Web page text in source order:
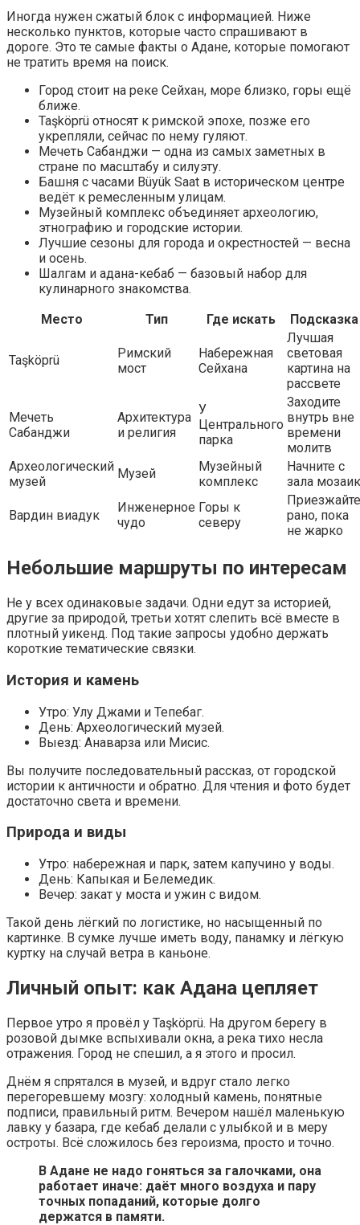
Иногда нужен сжатый блок с информацией. Ниже
несколько пунктов, которые часто спрашивают в
дороге. Это те самые факты о Адане, которые помогают
не тратить время на поиск.
Город стоит на реке Сейхан, море близко, горы ещё
ближе.
Taşköprü относят к римской эпохе, позже его
укрепляли, сейчас по нему гуляют.
Мечеть Сабанджи — одна из самых заметных в
стране по масштабу и силуэту.
Башня с часами Büyük Saat в историческом центре
ведёт к ремесленным улицам.
Музейный комплекс объединяет археологию,
этнографию и городские истории.
Лучшие сезоны для города и окрестностей — весна
и осень.
Шалгам и адана-кебаб — базовый набор для
кулинарного знакомства.
Место
Тип Где искать Подсказка
Taşköprü
Римский
мост
Набережная
Сейхана
Лучшая
световая
картина на
рассвете
Мечеть
Сабанджи
Архитектура
и религия
У
Центрального
парка
Заходите
внутрь вне
времени
молитв
Археологический
музей
Музей
Музейный
комплекс
Начните с
зала мозаик
Вардин виадук
Инженерное
чудо
Горы к
северу
Приезжайте
рано, пока
не жарко
Небольшие маршруты по интересам
Не у всех одинаковые задачи. Одни едут за историей,
другие за природой, третьи хотят слепить всё вместе в
плотный уикенд. Под такие запросы удобно держать
короткие тематические связки.
История и камень
Утро: Улу Джами и Тепебаг.
День: Археологический музей.
Выезд: Анаварза или Мисис.
Вы получите последовательный рассказ, от городской
истории к античности и обратно. Для чтения и фото будет
достаточно света и времени.
Природа и виды
Утро: набережная и парк, затем капучино у воды.
День: Капыкая и Белемедик.
Вечер: закат у моста и ужин с видом.
Такой день лёгкий по логистике, но насыщенный по
картинке. В сумке лучше иметь воду, панамку и лёгкую
куртку на случай ветра в каньоне.
Личный опыт: как Адана цепляет
Первое утро я провёл у Taşköprü. На другом берегу в
розовой дымке вспыхивали окна, а река тихо несла
отражения. Город не спешил, а я этого и просил.
Днём я спрятался в музей, и вдруг стало легко
перегоревшему мозгу: холодный камень, понятные
подписи, правильный ритм. Вечером нашёл маленькую
лавку у базара, где кебаб делали с улыбкой и в меру
остроты. Всё сложилось без героизма, просто и точно.
В Адане не надо гоняться за галочками, она
работает иначе: даёт много воздуха и пару
точных попаданий, которые долго
держатся в памяти.